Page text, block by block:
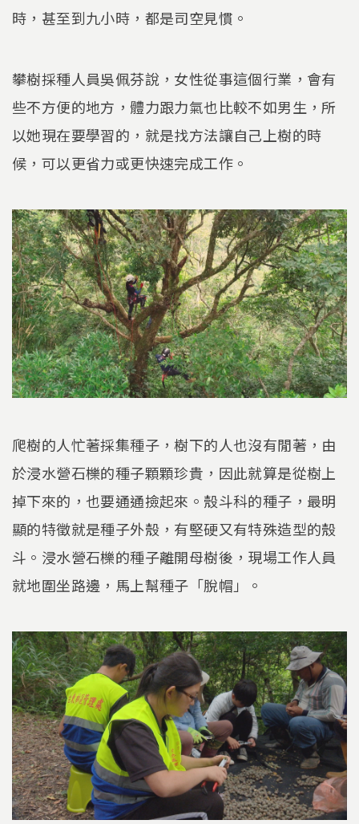
時，甚至到九小時，都是司空見慣。
攀樹採種人員吳佩芬說，女性從事這個行業，會有
些不方便的地方，體力跟力氣也比較不如男生，所
以她現在要學習的，就是找方法讓自己上樹的時
候，可以更省力或更快速完成工作。
爬樹的人忙著採集種子，樹下的人也沒有閒著，由
於浸水營石櫟的種子顆顆珍貴，因此就算是從樹上
掉下來的，也要通通撿起來。殼斗科的種子，最明
顯的特徵就是種子外殼，有堅硬又有特殊造型的殼
斗。浸水營石櫟的種子離開母樹後，現場工作人員
就地圍坐路邊，馬上幫種子「脫帽」。